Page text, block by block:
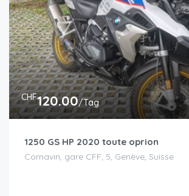
CHF120.00/Tag
1250 GS HP 2020 toute oprion
Cornavin, gare CFF, 5, Genève, Suisse